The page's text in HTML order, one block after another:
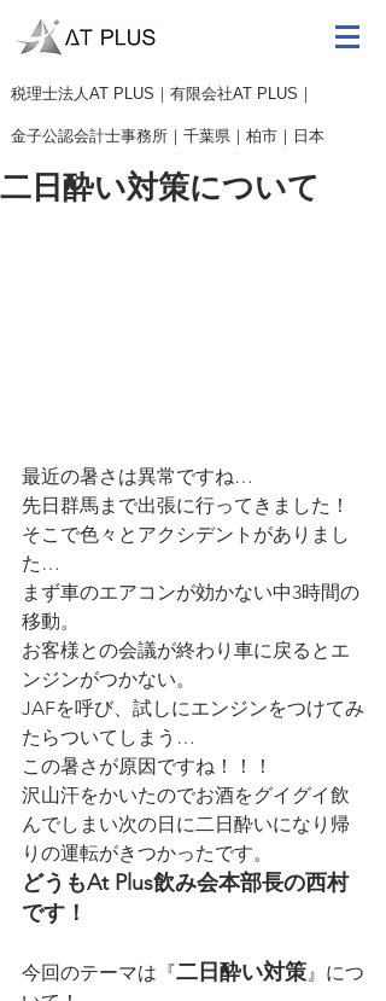
​税理士法人AT PLUS｜有限会社AT PLUS｜
金子公認会計士事務所｜ 千葉県｜柏市｜日本
二日酔い対策について
最近の暑さは異常ですね…
先日群馬まで出張に行ってきました！
そこで色々とアクシデントがありまし
た…
まず車のエアコンが効かない中3時間の
移動。
お客様との会議が終わり車に戻るとエ
ンジンがつかない。
JAFを呼び、試しにエンジンをつけてみ
たらついてしまう…
この暑さが原因ですね！！！
沢山汗をかいたのでお酒をグイグイ飲
んでしまい次の日に二日酔いになり帰
りの運転がきつかったです。
どうもAt Plus飲み会本部長の西村
です！
今回のテーマは『二日酔い対策』につ